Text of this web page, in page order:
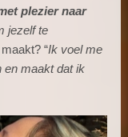
plezier naar
jezelf te
“Ik voel me
en maakt dat ik